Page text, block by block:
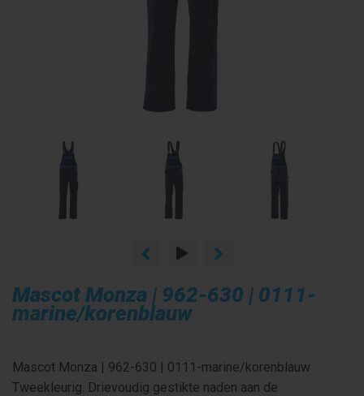
Mascot Monza | 962-630 | 0111-
marine/korenblauw
Mascot Monza | 962-630 | 0111-marine/korenblauw
Tweekleurig. Drievoudig gestikte naden aan de